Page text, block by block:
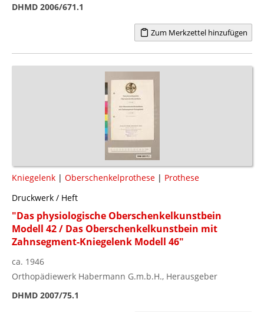
DHMD 2006/671.1
Zum Merkzettel hinzufügen
Kniegelenk | Oberschenkelprothese | Prothese
Druckwerk / Heft
"Das physiologische Oberschenkelkunstbein
Modell 42 / Das Oberschenkelkunstbein mit
Zahnsegment-Kniegelenk Modell 46"
ca. 1946
Orthopädiewerk Habermann G.m.b.H., Herausgeber
DHMD 2007/75.1